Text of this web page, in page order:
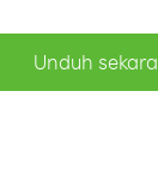
Unduh